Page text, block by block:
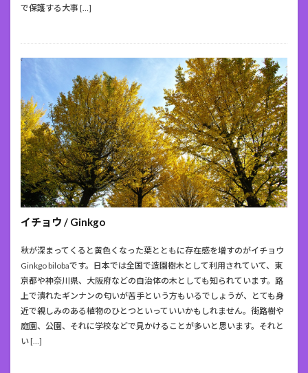
で保護する大事 […]
イチョウ / Ginkgo
秋が深まってくると黄色くなった葉とともに存在感を増すのがイチョウ
Ginkgo bilobaです。日本では全国で造園樹木として利用されていて、東
京都や神奈川県、大阪府などの自治体の木としても知られています。路
上で潰れたギンナンの匂いが苦手という方もいるでしょうが、とても身
近で親しみのある植物のひとつといっていいかもしれません。街路樹や
庭園、公園、それに学校などで見かけることが多いと思います。それと
い […]